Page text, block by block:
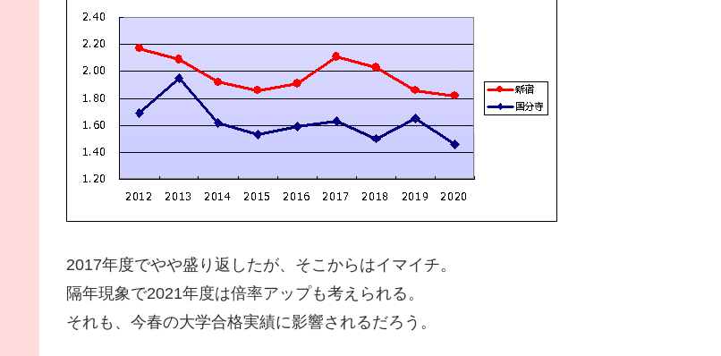
2017年度でやや盛り返したが、そこからはイマイチ。
隔年現象で2021年度は倍率アップも考えられる。
それも、今春の大学合格実績に影響されるだろう。